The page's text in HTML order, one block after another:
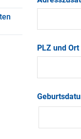
PLZ und Ort